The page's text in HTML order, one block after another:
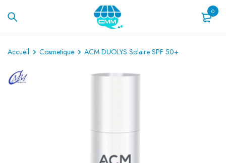
0
Accueil Cosmetique ACM DUOLYS Solaire SPF 50+